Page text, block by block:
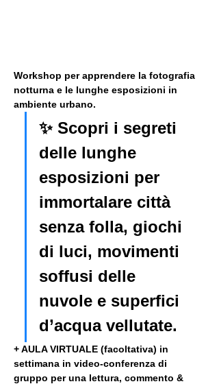
Workshop per apprendere la fotografia
notturna e le lunghe esposizioni in
ambiente urbano.
✨ Scopri i segreti
delle lunghe
esposizioni per
immortalare città
senza folla, giochi
di luci, movimenti
soffusi delle
nuvole e superfici
d’acqua vellutate.
+ AULA VIRTUALE (facoltativa) in
settimana in video-conferenza di
gruppo per una lettura, commento &